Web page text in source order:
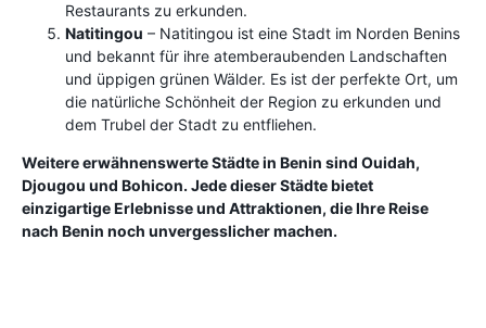
Restaurants zu erkunden.
Natitingou – Natitingou ist eine Stadt im Norden Benins
und bekannt für ihre atemberaubenden Landschaften
und üppigen grünen Wälder. Es ist der perfekte Ort, um
die natürliche Schönheit der Region zu erkunden und
dem Trubel der Stadt zu entfliehen.
Weitere erwähnenswerte Städte in Benin sind Ouidah,
Djougou und Bohicon. Jede dieser Städte bietet
einzigartige Erlebnisse und Attraktionen, die Ihre Reise
nach Benin noch unvergesslicher machen.